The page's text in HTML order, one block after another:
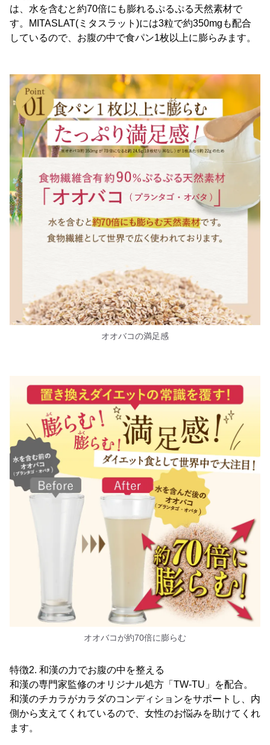
は、水を含むと約70倍にも膨れるぷるぷる天然素材で
す。MITASLAT(ミタスラット)には3粒で約350mgも配合
しているので、お腹の中で食パン1枚以上に膨らみます。
オオバコの満足感
オオバコが約70倍に膨らむ
特徴2. 和漢の力でお腹の中を整える
和漢の専門家監修のオリジナル処方「TW-TU」を配合。
和漢のチカラがカラダのコンディションをサポートし、内
側から支えてくれているので、女性のお悩みを助けてくれ
ます。